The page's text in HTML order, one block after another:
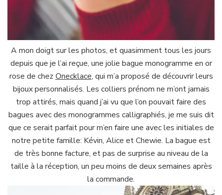
A mon doigt sur les photos, et quasimment tous les jours
depuis que je l’ai reçue, une jolie bague monogramme en or
rose de chez Onecklace, qui m’a proposé de découvrir leurs
bijoux personnalisés. Les colliers prénom ne m’ont jamais
trop attirés, mais quand j’ai vu que l’on pouvait faire des
bagues avec des monogrammes calligraphiés, je me suis dit
que ce serait parfait pour m’en faire une avec les initiales de
notre petite famille: Kévin, Alice et Chewie. La bague est
de très bonne facture, et pas de surprise au niveau de la
taille à la réception, un peu moins de deux semaines après
la commande.